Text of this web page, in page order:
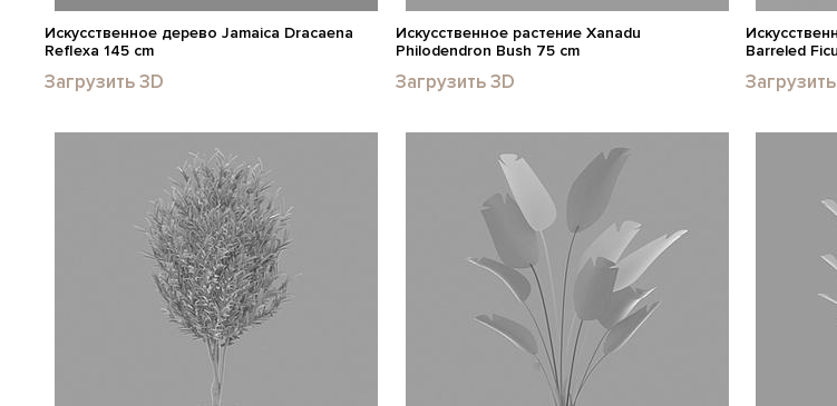
Искусственное дерево Jamaica Dracaena
Reflexa 145 cm
Загрузить 3D
Искусственное растение Xanadu
Philodendron Bush 75 cm
Загрузить 3D
Barreled